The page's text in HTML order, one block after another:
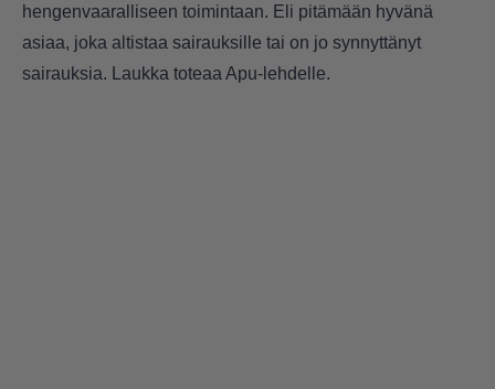
hengenvaaralliseen toimintaan. Eli pitämään hyvänä
asiaa, joka altistaa sairauksille tai on jo synnyttänyt
sairauksia. Laukka toteaa Apu-lehdelle.